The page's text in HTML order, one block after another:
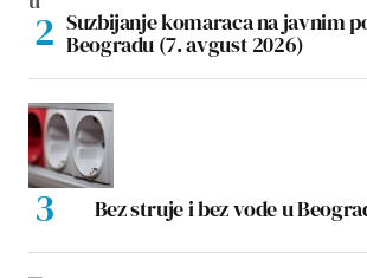
Suzbijanje komaraca na javnim
Beogradu (7. avgust 2026)
Bez struje i bez vode u